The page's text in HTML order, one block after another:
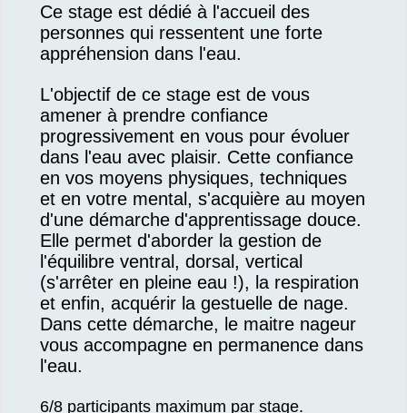
Ce stage est dédié à l'accueil des
personnes qui ressentent une forte
appréhension dans l'eau.
L'objectif de ce stage est de vous
amener à prendre confiance
progressivement en vous pour évoluer
dans l'eau avec plaisir. Cette confiance
en vos moyens physiques, techniques
et en votre mental, s'acquière au moyen
d'une démarche d'apprentissage douce.
Elle permet d'aborder la gestion de
l'équilibre ventral, dorsal, vertical
(s'arrêter en pleine eau !), la respiration
et enfin, acquérir la gestuelle de nage.
Dans cette démarche, le maitre nageur
vous accompagne en permanence dans
l'eau.
6/8 participants maximum par stage.